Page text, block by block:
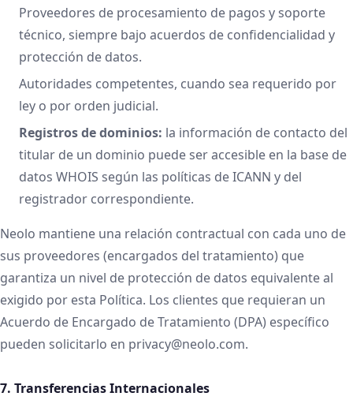
Proveedores de procesamiento de pagos y soporte
técnico, siempre bajo acuerdos de confidencialidad y
protección de datos.
Autoridades competentes, cuando sea requerido por
ley o por orden judicial.
Registros de dominios: la información de contacto del
titular de un dominio puede ser accesible en la base de
datos WHOIS según las políticas de ICANN y del
registrador correspondiente.
Neolo mantiene una relación contractual con cada uno de
sus proveedores (encargados del tratamiento) que
garantiza un nivel de protección de datos equivalente al
exigido por esta Política. Los clientes que requieran un
Acuerdo de Encargado de Tratamiento (DPA) específico
pueden solicitarlo en privacy@neolo.com.
7. Transferencias Internacionales